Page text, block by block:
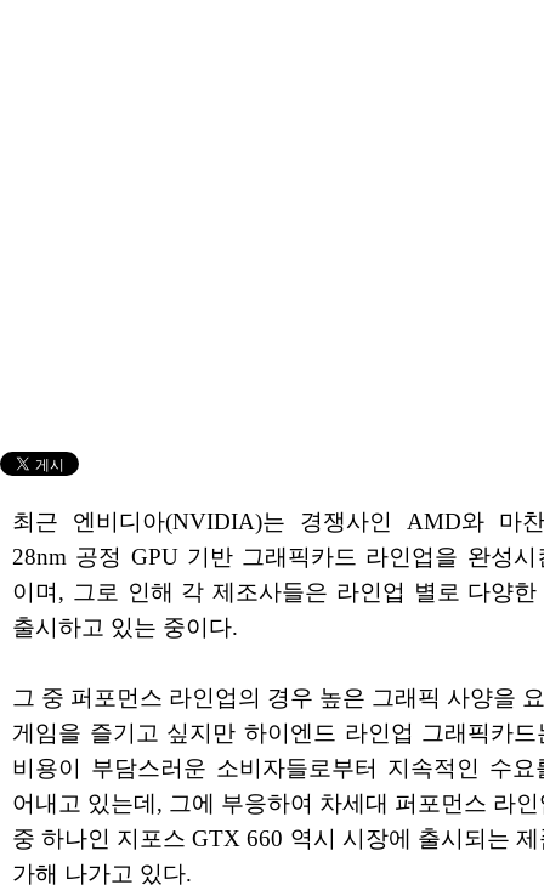
최근 엔비디아(NVIDIA)는 경쟁사인 AMD와 마
28nm 공정 GPU 기반 그래픽카드 라인업을 완성시
이며, 그로 인해 각 제조사들은 라인업 별로 다양한
출시하고 있는 중이다.
그 중 퍼포먼스 라인업의 경우 높은 그래픽 사양을
게임을 즐기고 싶지만 하이엔드 라인업 그래픽카드
비용이 부담스러운 소비자들로부터 지속적인 수요
어내고 있는데, 그에 부응하여 차세대 퍼포먼스 라
중 하나인 지포스 GTX 660 역시 시장에 출시되는
가해 나가고 있다.